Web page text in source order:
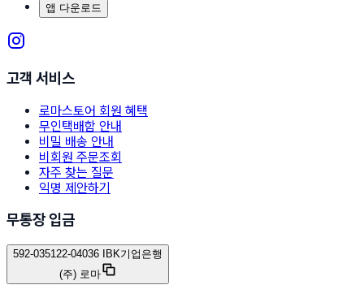
앱 다운로드
고객 서비스
로마스토어 회원 혜택
무인택배함 안내
비밀 배송 안내
비회원 주문조회
자주 찾는 질문
익명 제안하기
무통장 입금
592-035122-04036 IBK기업은행
(주) 로마